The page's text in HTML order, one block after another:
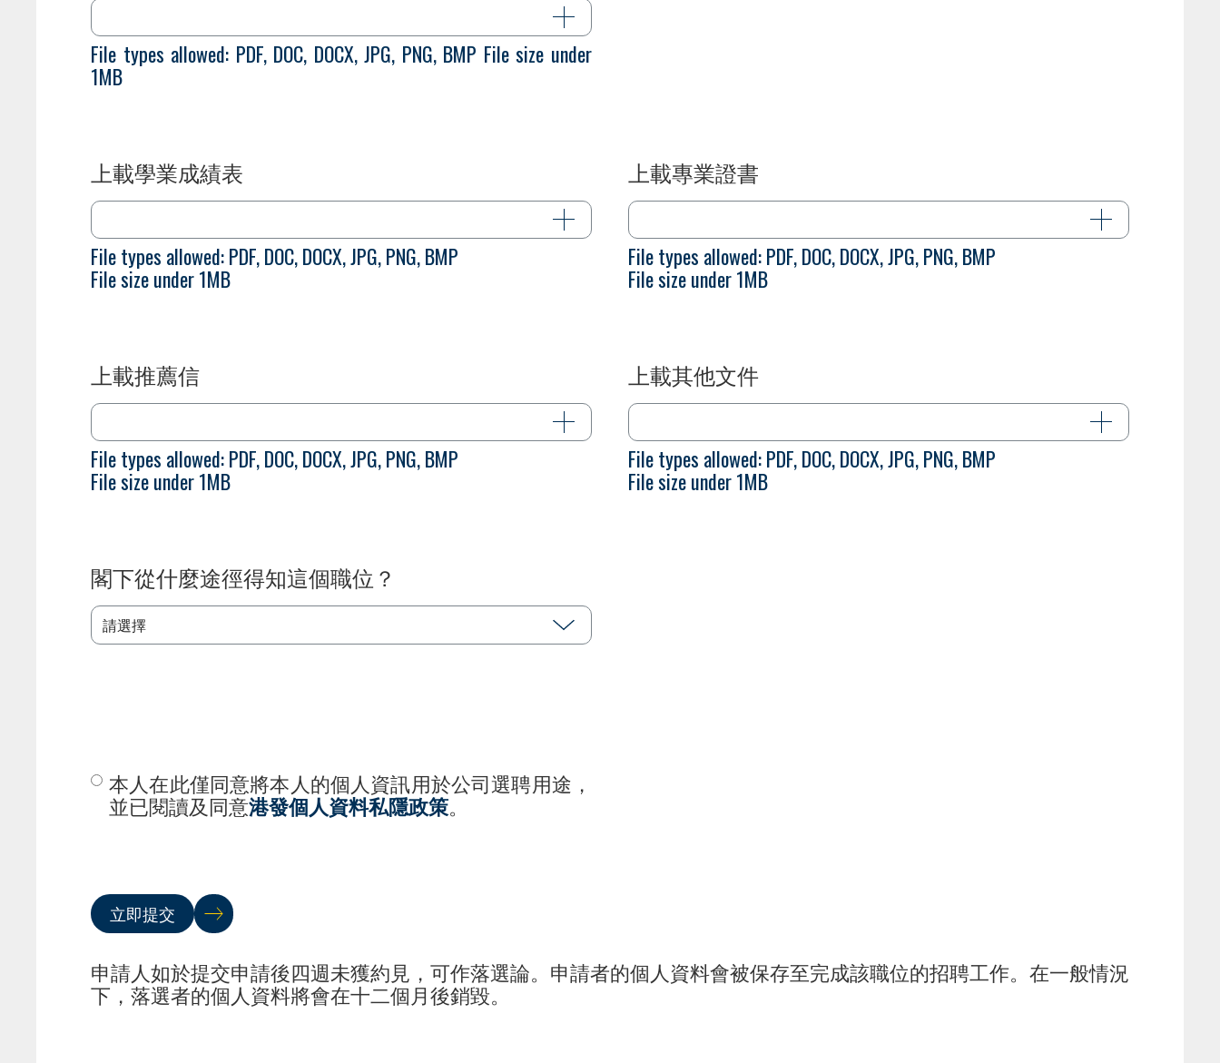
File types allowed: PDF, DOC, DOCX, JPG, PNG, BMP File size under
1MB
上載學業成績表
File types allowed: PDF, DOC, DOCX, JPG, PNG, BMP
File size under 1MB
上載專業證書
File types allowed: PDF, DOC, DOCX, JPG, PNG, BMP
File size under 1MB
上載推薦信
File types allowed: PDF, DOC, DOCX, JPG, PNG, BMP
File size under 1MB
上載其他文件
File types allowed: PDF, DOC, DOCX, JPG, PNG, BMP
File size under 1MB
閣下從什麼途徑得知這個職位？
請選擇
本人在此僅同意將本人的個人資訊用於公司選聘用途，
並已閱讀及同意港發個人資料私隱政策。
立即提交
申請人如於提交申請後四週未獲約見，可作落選論。申請者的個人資料會被保存至完成該職位的招聘工作。在一般情況
下，落選者的個人資料將會在十二個月後銷毀。